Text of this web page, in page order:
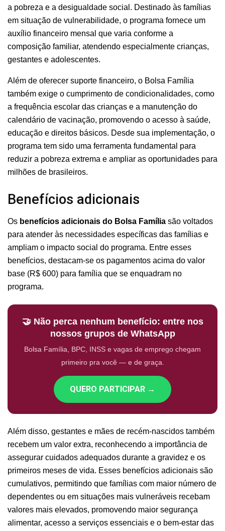
a pobreza e a desigualdade social. Destinado às famílias
em situação de vulnerabilidade, o programa fornece um
auxílio financeiro mensal que varia conforme a
composição familiar, atendendo especialmente crianças,
gestantes e adolescentes.
Além de oferecer suporte financeiro, o Bolsa Família
também exige o cumprimento de condicionalidades, como
a frequência escolar das crianças e a manutenção do
calendário de vacinação, promovendo o acesso à saúde,
educação e direitos básicos. Desde sua implementação, o
programa tem sido uma ferramenta fundamental para
reduzir a pobreza extrema e ampliar as oportunidades para
milhões de brasileiros.
Benefícios adicionais
Os benefícios adicionais do Bolsa Família são voltados
para atender às necessidades específicas das famílias e
ampliam o impacto social do programa. Entre esses
benefícios, destacam-se os pagamentos acima do valor
base (R$ 600) para família que se enquadram no
programa.
🤝 Não perca nenhum benefício: entre nos
nossos grupos de WhatsApp
Bolsa Família, BPC, INSS e vagas de emprego chegam
primeiro pra você — e de graça.
QUERO PARTICIPAR →
Além disso, gestantes e mães de recém-nascidos também
recebem um valor extra, reconhecendo a importância de
assegurar cuidados adequados durante a gravidez e os
primeiros meses de vida. Esses benefícios adicionais são
cumulativos, permitindo que famílias com maior número de
dependentes ou em situações mais vulneráveis recebam
valores mais elevados, promovendo maior segurança
alimentar, acesso a serviços essenciais e o bem-estar das